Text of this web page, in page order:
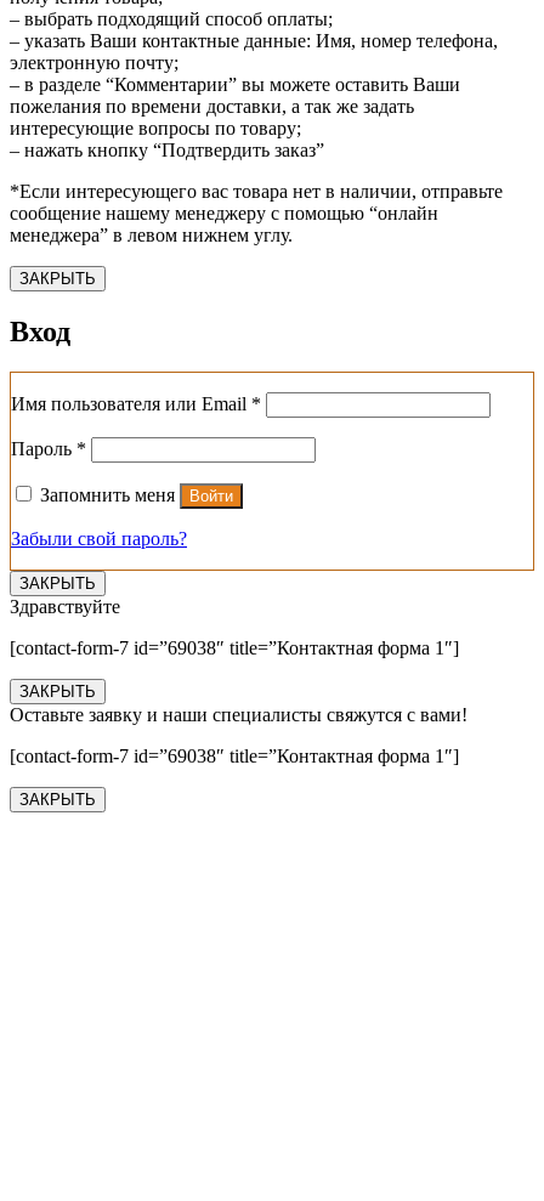
– выбрать подходящий способ оплаты;
– указать Ваши контактные данные: Имя, номер телефона,
электронную почту;
– в разделе “Комментарии” вы можете оставить Ваши
пожелания по времени доставки, а так же задать
интересующие вопросы по товару;
– нажать кнопку “Подтвердить заказ”
*Если интересующего вас товара нет в наличии, отправьте
сообщение нашему менеджеру с помощью “онлайн
менеджера” в левом нижнем углу.
ЗАКРЫТЬ
Вход
Имя пользователя или Email *
Пароль *
Запомнить меня Войти
Забыли свой пароль?
ЗАКРЫТЬ
Здравствуйте
[contact-form-7 id=”69038″ title=”Контактная форма 1″]
ЗАКРЫТЬ
Оставьте заявку и наши специалисты свяжутся с вами!
[contact-form-7 id=”69038″ title=”Контактная форма 1″]
ЗАКРЫТЬ